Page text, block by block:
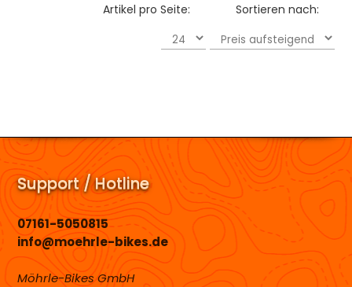
Sortieren nach:
Artikel pro Seite:
Support / Hotline
07161-5050815
info@moehrle-bikes.de
Möhrle-Bikes GmbH